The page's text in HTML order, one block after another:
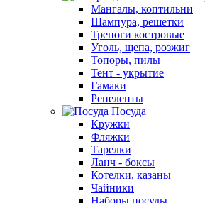
Мангалы, коптильни
Шампура, решетки
Треноги костровые
Уголь, щепа, розжиг
Топоры, пилы
Тент - укрытие
Гамаки
Репеленты
Посуда
Кружки
Фляжки
Тарелки
Ланч - боксы
Котелки, казаны
Чайники
Наборы посуды